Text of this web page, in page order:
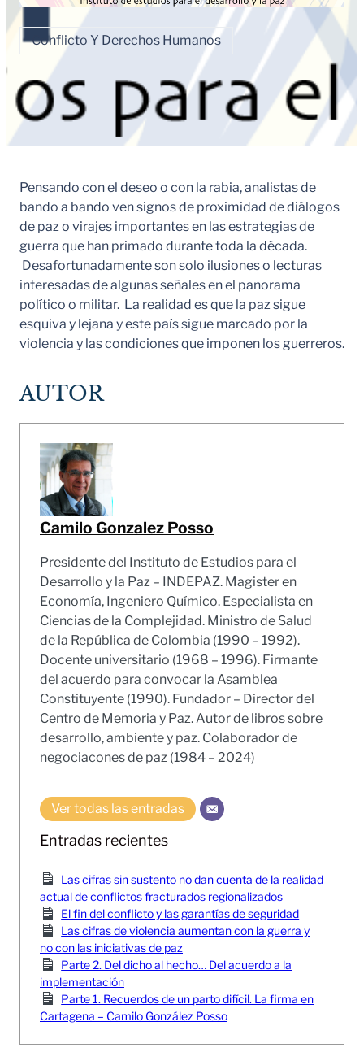
Conflicto Y Derechos Humanos
Pensando con el deseo o con la rabia, analistas de
bando a bando ven signos de proximidad de diálogos
de paz o virajes importantes en las estrategias de
guerra que han primado durante toda la década.
Desafortunadamente son solo ilusiones o lecturas
interesadas de algunas señales en el panorama
político o militar. La realidad es que la paz sigue
esquiva y lejana y este país sigue marcado por la
violencia y las condiciones que imponen los guerreros.
AUTOR
Camilo Gonzalez Posso
Presidente del Instituto de Estudios para el
Desarrollo y la Paz – INDEPAZ. Magister en
Economía, Ingeniero Químico. Especialista en
Ciencias de la Complejidad. Ministro de Salud
de la República de Colombia (1990 – 1992).
Docente universitario (1968 – 1996). Firmante
del acuerdo para convocar la Asamblea
Constituyente (1990). Fundador – Director del
Centro de Memoria y Paz. Autor de libros sobre
desarrollo, ambiente y paz. Colaborador de
negociacones de paz (1984 – 2024)
Ver todas las entradas
Entradas recientes
Las cifras sin sustento no dan cuenta de la realidad
actual de conflictos fracturados regionalizados
El fin del conflicto y las garantías de seguridad
Las cifras de violencia aumentan con la guerra y
no con las iniciativas de paz
Parte 2. Del dicho al hecho… Del acuerdo a la
implementación
Parte 1. Recuerdos de un parto difícil. La firma en
Cartagena – Camilo González Posso